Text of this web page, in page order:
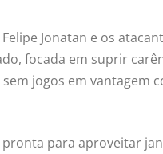
Jonatan e os
focada em suprir
jogos em vantagem
para aproveitar